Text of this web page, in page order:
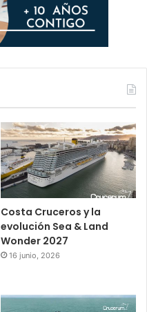
Costa Cruceros y la
evolución Sea & Land
Wonder 2027
16 junio, 2026